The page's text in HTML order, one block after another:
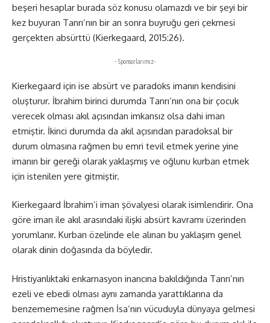
beşeri hesaplar burada söz konusu olamazdı ve bir şeyi bir
kez buyuran Tanrı’nın bir an sonra buyruğu geri çekmesi
gerçekten absürttü (Kierkegaard, 2015:26).
- Sponsorlarımız-
Kierkegaard için ise absürt ve paradoks imanın kendisini
oluşturur. İbrahim birinci durumda Tanrı’nın ona bir çocuk
verecek olması akıl açısından imkansız olsa dahi iman
etmiştir. İkinci durumda da akıl açısından paradoksal bir
durum olmasına rağmen bu emri tevil etmek yerine yine
imanın bir gereği olarak yaklaşmış ve oğlunu kurban etmek
için istenilen yere gitmiştir.
Kierkegaard İbrahim’i iman şövalyesi olarak isimlendirir. Ona
göre iman ile akıl arasındaki ilişki absürt kavramı üzerinden
yorumlanır. Kurban özelinde ele alınan bu yaklaşım genel
olarak dinin doğasında da böyledir.
Hristiyanlıktaki enkarnasyon inancına bakıldığında Tanrı’nın
ezeli ve ebedi olması aynı zamanda yarattıklarına da
benzememesine rağmen İsa’nın vücuduyla dünyaya gelmesi